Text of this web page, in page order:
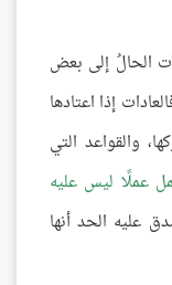
الحالُ إلى بعض
إذا اعتادها
والقواعد التي
عملًا ليس عليه
عليه الحد أنها